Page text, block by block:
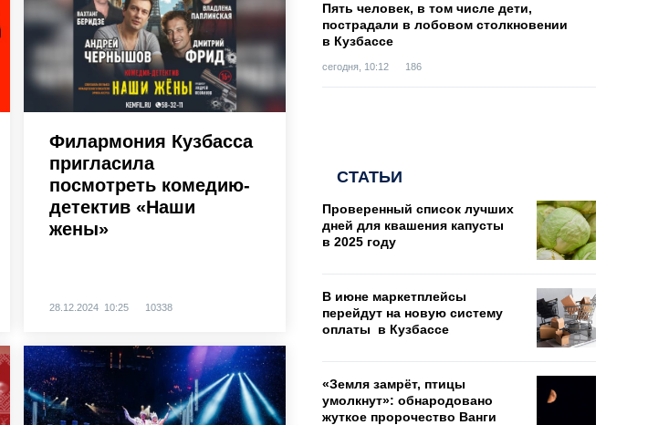
Филармония Кузбасса
пригласила
посмотреть комедию-
детектив «Наши
жены»
28.12.2024 10:25 10338
Пять человек, в том числе дети,
пострадали в лобовом столкновении
в Кузбассе
сегодня, 10:12 186
СТАТЬИ
Проверенный список лучших
дней для квашения капусты
в 2025 году
В июне маркетплейсы
перейдут на новую систему
оплаты в Кузбассе
«Земля замрёт, птицы
умолкнут»: обнародовано
жуткое пророчество Ванги